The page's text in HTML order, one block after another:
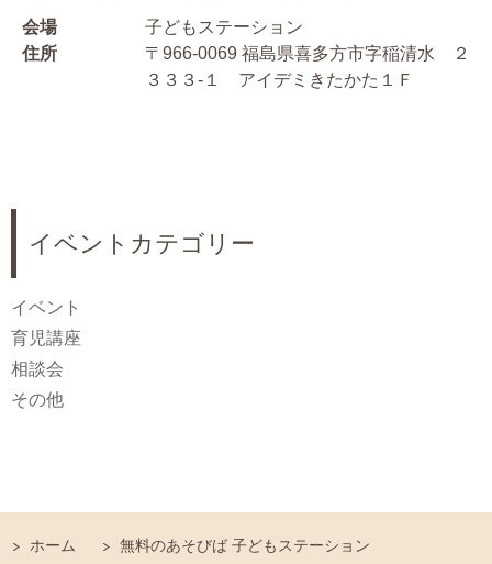
会場
子どもステーション
住所
〒966-0069 福島県喜多方市字稲清水 ２
３３３-１ アイデミきたかた１Ｆ
イベントカテゴリー
イベント
育児講座
相談会
その他
ホーム 無料のあそびば 子どもステーション